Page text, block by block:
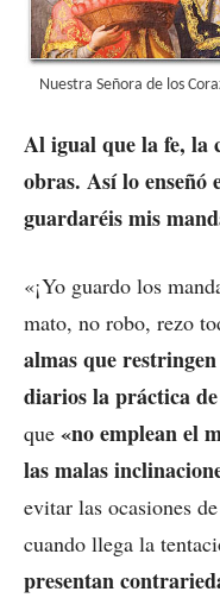
Nuestra Señora de los
Al igual que la fe, la
obras. Así lo enseñó
guardaréis mis
«¡Yo guardo los
mato, no robo, rezo
almas que
diarios la práctica
que «no emplean el
las malas
evitar las ocasiones
cuando llega la
presentan